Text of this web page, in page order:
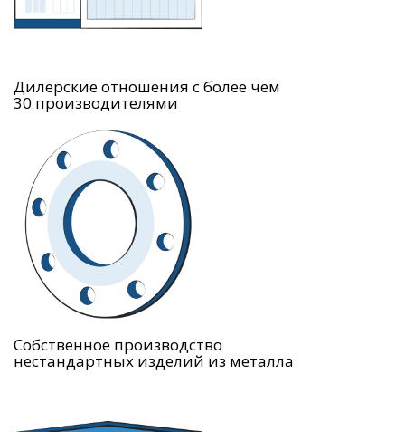
Дилерские отношения с более чем
30 производителями
Собственное производство
нестандартных изделий из металла